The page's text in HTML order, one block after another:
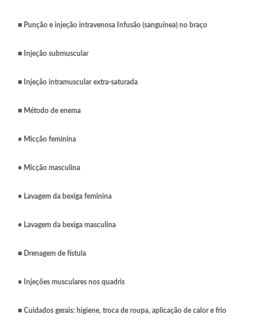
■ Punção e injeção intravenosa Infusão (sanguínea) no braço
■ Injeção submuscular
■ Injeção intramuscular extra-saturada
■ Método de enema
• Micção feminina
• Micção masculina
• Lavagem da bexiga feminina
• Lavagem da bexiga masculina
■ Drenagem de fístula
• Injeções musculares nos quadris
■ Cuidados gerais: higiene, troca de roupa, aplicação de calor e frio